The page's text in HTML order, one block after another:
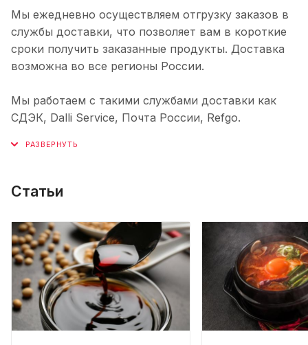
Мы ежедневно осуществляем отгрузку заказов в
службы доставки, что позволяет вам в короткие
сроки получить заказанные продукты. Доставка
возможна во все регионы России.
Мы работаем с такими службами доставки как
СДЭК, Dalli Service, Почта России, Refgo.
Статьи